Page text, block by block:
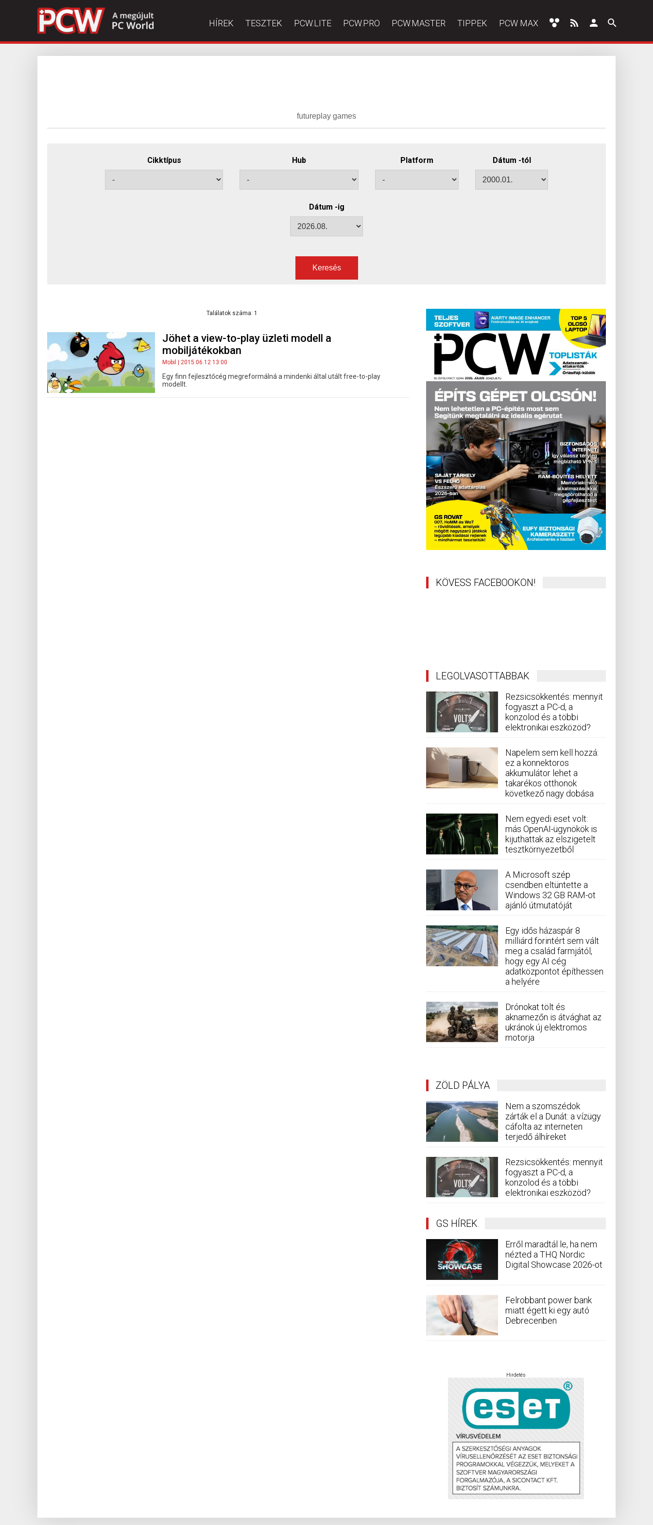
HÍREK TESZTEK PCW.LITE PCW.PRO PCW.MASTER TIPPEK PCW MAX
Cikktípus Hub Platform Dátum -tól
Dátum -ig
Keresés
Találatok száma: 1
Jöhet a view-to-play üzleti modell a
mobiljátékokban
Mobil | 2015.06.12 13:00
Egy finn fejlesztőcég megreformálná a mindenki által utált free-to-play
modellt.
KÖVESS FACEBOOKON!
LEGOLVASOTTABBAK
Rezsicsökkentés: mennyit
fogyaszt a PC-d, a
konzolod és a többi
elektronikai eszközöd?
Napelem sem kell hozzá:
ez a konnektoros
akkumulátor lehet a
takarékos otthonok
következő nagy dobása
Nem egyedi eset volt:
más OpenAI-ügynökök is
kijuthattak az elszigetelt
tesztkörnyezetből
A Microsoft szép
csendben eltüntette a
Windows 32 GB RAM-ot
ajánló útmutatóját
Egy idős házaspár 8
milliárd forintért sem vált
meg a család farmjától,
hogy egy AI cég
adatközpontot építhessen
a helyére
Drónokat tölt és
aknamezőn is átvághat az
ukránok új elektromos
motorja
ZÖLD PÁLYA
Nem a szomszédok
zárták el a Dunát: a vízügy
cáfolta az interneten
terjedő álhíreket
Rezsicsökkentés: mennyit
fogyaszt a PC-d, a
konzolod és a többi
elektronikai eszközöd?
GS HÍREK
Erről maradtál le, ha nem
nézted a THQ Nordic
Digital Showcase 2026-ot
Felrobbant power bank
miatt égett ki egy autó
Debrecenben
Hirdetés